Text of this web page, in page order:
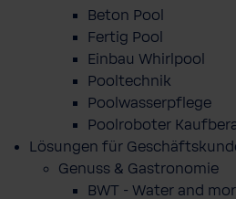
Beton Pool
Fertig Pool
Einbau Whirlpool
Pooltechnik
Poolwasserpflege
Poolroboter
Lösungen für
Genuss & Gastronomie
BWT - Water and